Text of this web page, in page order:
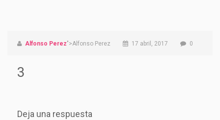
Alfonso Perez">Alfonso Perez 17 abril, 2017 0
3
Deja una respuesta